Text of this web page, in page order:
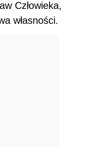
Człowieka,
własności.